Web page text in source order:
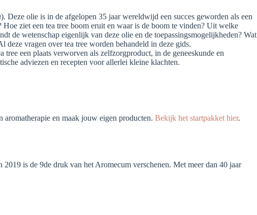
). Deze olie is in de afgelopen 35 jaar wereldwijd een succes geworden als een
ziet een tea tree boom eruit en waar is de boom te vinden? Uit welke
de wetenschap eigenlijk van deze olie en de toepassingsmogelijkheden? Wat
vragen over tea tree worden behandeld in deze gids.
een plaats verworven als zelfzorgproduct, in de geneeskunde en
adviezen en recepten voor allerlei kleine klachten.
en maak jouw eigen producten. Bekijk het startpakket hier.
is de 9de druk van het Aromecum verschenen. Met meer dan 40 jaar